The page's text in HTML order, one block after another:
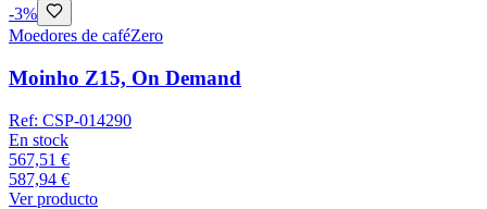
-3%
Moedores de caféZero
Moinho Z15, On Demand
Ref: CSP-014290
En stock
567,51 €
587,94 €
Ver producto